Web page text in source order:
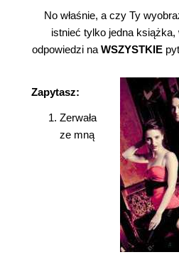
No właśnie, a czy Ty
istnieć tylko jedna
odpowiedzi na WSZYSTKIE
Zapytasz:
Zerwała
ze mną